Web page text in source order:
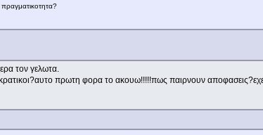
πραγματικοτητα?
τον γελωτα.
πρωτη φορα το ακουω!!!!!πως παιρνουν